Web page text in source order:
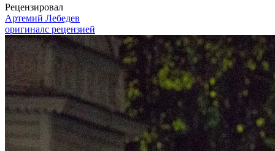
Рецензировал
Артемий Лебедев
оригиналс рецензией